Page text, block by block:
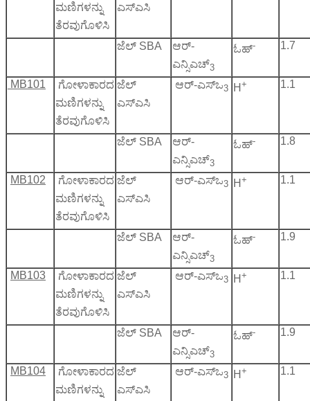
ಮಣಿಗಳನ್ನು
ತೆರವುಗೊಳಿಸಿ
ಎಸ್‌ಎಸಿ
ಜೆಲ್ SBA
ಆರ್-
ಎನ್ಸಿಎಚ್3
ಓಹ್- 1.7
MB101
ಗೋಳಾಕಾರದ
ಮಣಿಗಳನ್ನು
ತೆರವುಗೊಳಿಸಿ
ಜೆಲ್
ಎಸ್‌ಎಸಿ
ಆರ್-ಎಸ್ಒ3 H + 1.1
ಜೆಲ್ SBA
ಆರ್-
ಎನ್ಸಿಎಚ್3
ಓಹ್- 1.8
MB102
ಗೋಳಾಕಾರದ
ಮಣಿಗಳನ್ನು
ತೆರವುಗೊಳಿಸಿ
ಜೆಲ್
ಎಸ್‌ಎಸಿ
ಆರ್-ಎಸ್ಒ3 H + 1.1
ಜೆಲ್ SBA
ಆರ್-
ಎನ್ಸಿಎಚ್3
ಓಹ್- 1.9
MB103
ಗೋಳಾಕಾರದ
ಮಣಿಗಳನ್ನು
ತೆರವುಗೊಳಿಸಿ
ಜೆಲ್
ಎಸ್‌ಎಸಿ
ಆರ್-ಎಸ್ಒ3 H + 1.1
ಜೆಲ್ SBA
ಆರ್-
ಎನ್ಸಿಎಚ್3
ಓಹ್- 1.9
MB104
ಗೋಳಾಕಾರದ
ಮಣಿಗಳನ್ನು
ಜೆಲ್
ಎಸ್‌ಎಸಿ
ಆರ್-ಎಸ್ಒ3 H + 1.1